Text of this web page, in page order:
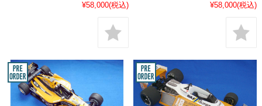
¥58,000(税込) ¥58,000(税込)